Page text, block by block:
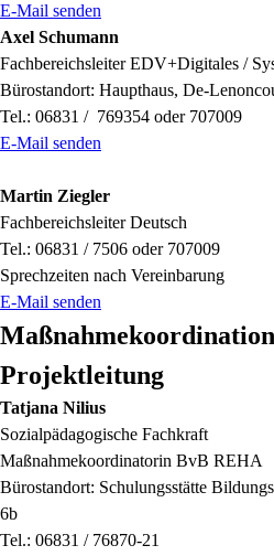
E-Mail senden
Axel Schumann
Fachbereichsleiter EDV+Digitales /
Bürostandort: Haupthaus, De-
Tel.: 06831 / 769354 oder 707009
E-Mail senden
Martin Ziegler
Fachbereichsleiter Deutsch
Tel.: 06831 / 7506 oder 707009
Sprechzeiten nach Vereinbarung
E-Mail senden
Projektleitung
Tatjana Nilius
Sozialpädagogische Fachkraft
Maßnahmekoordinatorin BvB REHA
Bürostandort: Schulungsstätte
6b
Tel.: 06831 / 76870-21